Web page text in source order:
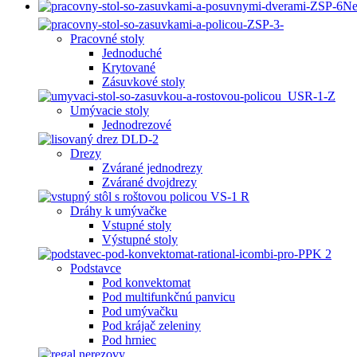
Pracovné stoly
Jednoduché
Krytované
Zásuvkové stoly
Umývacie stoly
Jednodrezové
Drezy
Zvárané jednodrezy
Zvárané dvojdrezy
Dráhy k umývačke
Vstupné stoly
Výstupné stoly
Podstavce
Pod konvektomat
Pod multifunkčnú panvicu
Pod umývačku
Pod krájač zeleniny
Pod hrniec